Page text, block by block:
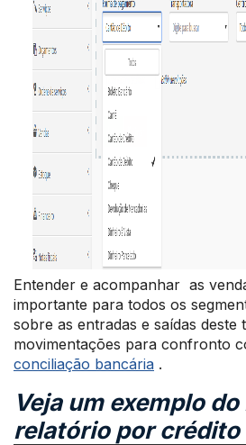
Entender e acompanhar as
importante para todos os
sobre as entradas e saídas deste
movimentações para confronto
conciliação bancária .
Veja um exemplo
relatório por crédito